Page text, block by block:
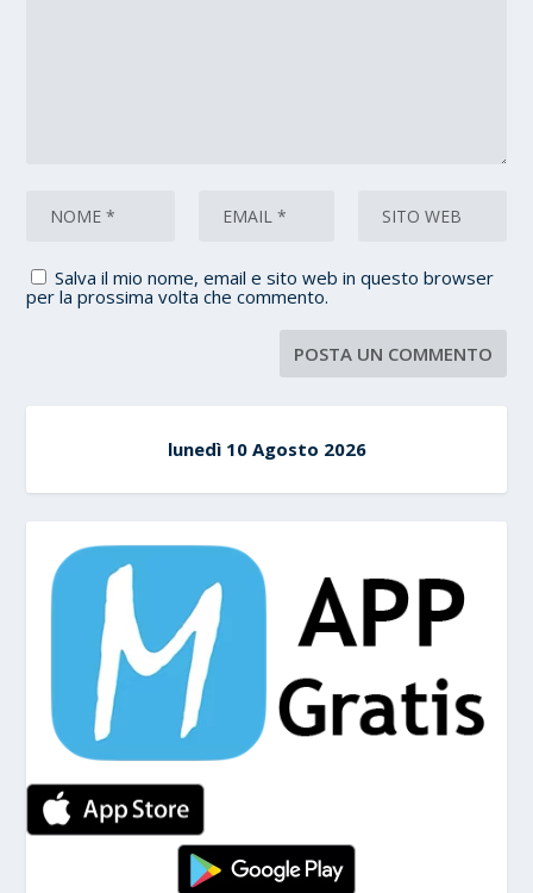
Salva il mio nome, email e sito web in questo browser
per la prossima volta che commento.
lunedì 10 Agosto 2026